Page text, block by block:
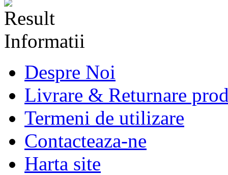
Informatii
Despre Noi
Livrare & Returnare
Termeni de utilizare
Contacteaza-ne
Harta site